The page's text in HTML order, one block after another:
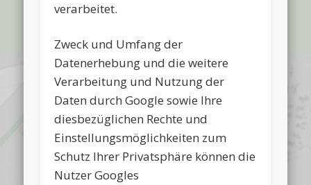
verarbeitet.
Zweck und Umfang der
Datenerhebung und die weitere
Verarbeitung und Nutzung der
Daten durch Google sowie Ihre
diesbezüglichen Rechte und
Einstellungsmöglichkeiten zum
Schutz Ihrer Privatsphäre können die
Nutzer Googles